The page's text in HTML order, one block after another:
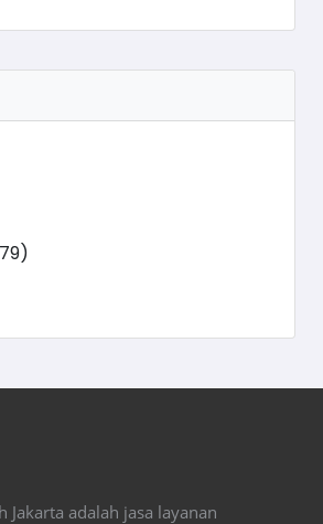
Jakarta adalah jasa layanan